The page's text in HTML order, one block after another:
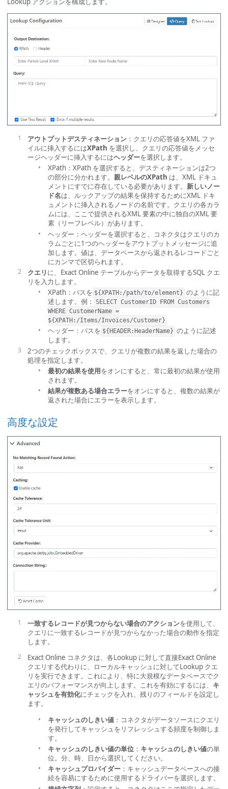
アウトプットデスティネーション ：クエリの応答値をXML ファ
イルに挿入するにはXPath を選択し、クエリの応答値をメッセ
ージヘッダーに挿入するにはヘッダーを選択します。
XPath：XPath を選択すると、デスティネーションは2つ
の部分に分かれます。 親レベルのXPath は、XML ドキュ
メントにすでに存在している必要があります。 新しいノー
ド名は、ルックアップの結果を保持するためにXML ドキ
ュメントに挿入されるノードの名前です。クエリの各カラ
ムには、ここで提供されるXML 要素の中に独自のXML 要
素（リーフレベル）があります。
ヘッダー：ヘッダーを選択すると、コネクタはクエリのカ
ラムごとに1つのヘッダーをアウトプットメッセージに追
加します。値は、データベースから返されるレコードごと
にカンマで区切られます。
クエリ に、Exact Online テーブルからデータを取得するSQL クエ
リを入力します。
XPath：パスを ${XPATH:/path/to/element} のように記
述します。例：
SELECT CustomerID FROM Customers
WHERE CustomerName =
${XPATH:/Items/Invoices/Customer}
ヘッダー：パスを ${HEADER:HeaderName} のように記述
します。
2つのチェックボックスで、クエリが複数の結果を返した場合の
処理を指定します。
最初の結果を使用をオンにすると、常に最初の結果が使用
されます。
結果が複数ある場合エラーをオンにすると、複数の結果が
返された場合にエラーを表示します。
高度な設定
一致するレコードが見つからない場合のアクションを使用して、
クエリに一致するレコードが見つからなかった場合の動作を指定
します。
Exact Online コネクタは、各Lookup に対して直接Exact Online
クエリする代わりに、ローカルキャッシュに対してLookup クエ
リを実行できます。これにより、特に大規模なデータベースでク
エリのパフォーマンスが向上します。これを有効にするには、 キ
ャッシュを有効化にチェックを入れ、残りのフィールドを設定し
ます。
キャッシュのしきい値 ：コネクタがデータソースにクエリ
を発行してキャッシュをリフレッシュする頻度を制御しま
す。
キャッシュのしきい値の単位 ： キャッシュのしきい値の単
位。分、時、日から選択してください。
キャッシュプロバイダー ：キャッシュデータベースへの接
続を容易にするために使用するドライバーを選択します。